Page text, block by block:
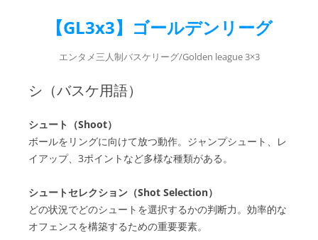
【GL3x3】ゴールデンリーグ
エンタメ三人制バスケリーグ/Golden league 3×3
シ（バスケ用語）
シュート（Shoot）
ボールをリングに向けて放つ動作。ジャンプシュート、レ
イアップ、3ポイントなど多様な種類がある。
シュートセレクション（Shot Selection）
どの状況でどのシュートを選択するかの判断力。効率的な
オフェンスを構築するための重要要素。